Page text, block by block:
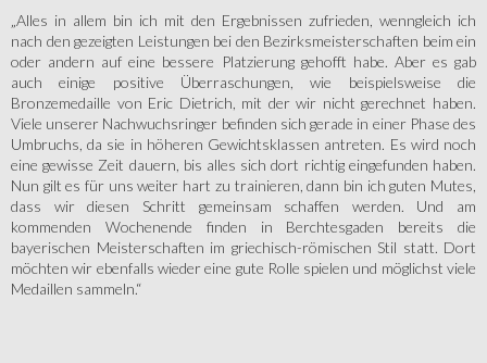
„Alles in allem bin ich mit den Ergebnissen zufrieden, wenngleich ich
nach den gezeigten Leistungen bei den Bezirksmeisterschaften beim ein
oder andern auf eine bessere Platzierung gehofft habe. Aber es gab
auch einige positive Überraschungen, wie beispielsweise die
Bronzemedaille von Eric Dietrich, mit der wir nicht gerechnet haben.
Viele unserer Nachwuchsringer befinden sich gerade in einer Phase des
Umbruchs, da sie in höheren Gewichtsklassen antreten. Es wird noch
eine gewisse Zeit dauern, bis alles sich dort richtig eingefunden haben.
Nun gilt es für uns weiter hart zu trainieren, dann bin ich guten Mutes,
dass wir diesen Schritt gemeinsam schaffen werden. Und am
kommenden Wochenende finden in Berchtesgaden bereits die
bayerischen Meisterschaften im griechisch-römischen Stil statt. Dort
möchten wir ebenfalls wieder eine gute Rolle spielen und möglichst viele
Medaillen sammeln.“